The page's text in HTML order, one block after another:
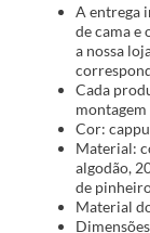
A entrega
de cama e
a nossa
Cada
Cor:
Material:
algodão,
de
Material